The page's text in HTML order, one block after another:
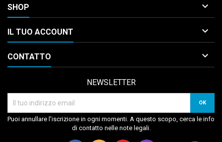
SHOP 
IL TUO ACCOUNT 
CONTATTO 
NEWSLETTER
Puoi annullare l'iscrizione in ogni momenti. A questo scopo, cerca le info
di contatto nelle note legali.